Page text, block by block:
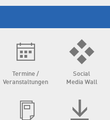
Termine /
Veranstaltungen
Social
Media Wall